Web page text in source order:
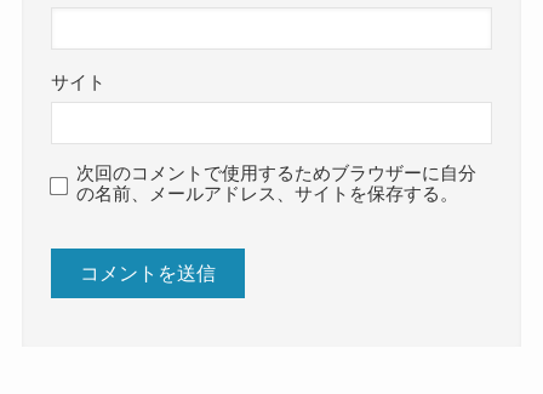
サイト
次回のコメントで使用するためブラウザーに自分
の名前、メールアドレス、サイトを保存する。